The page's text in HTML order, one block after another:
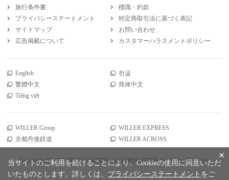
旅行条件書
標識・約款
プライバシーステートメント
特定商取引法に基づく表記
サイトマップ
お問い合わせ
広告掲載について
カスタマーハラスメントポリシー
English
한글
繁體中文
简体中文
Tiếng việt
WILLER Group
WILLER EXPRESS
京都丹後鉄道
WILLER ACROSS
Copyright © WILLER MARKETING CORPORATION All Rights Reserved. ×
当サイトのご利用を続けることにより、Cookieの使用に同意いただ
いたものとします。詳しくは、 プライバシーステートメント をご